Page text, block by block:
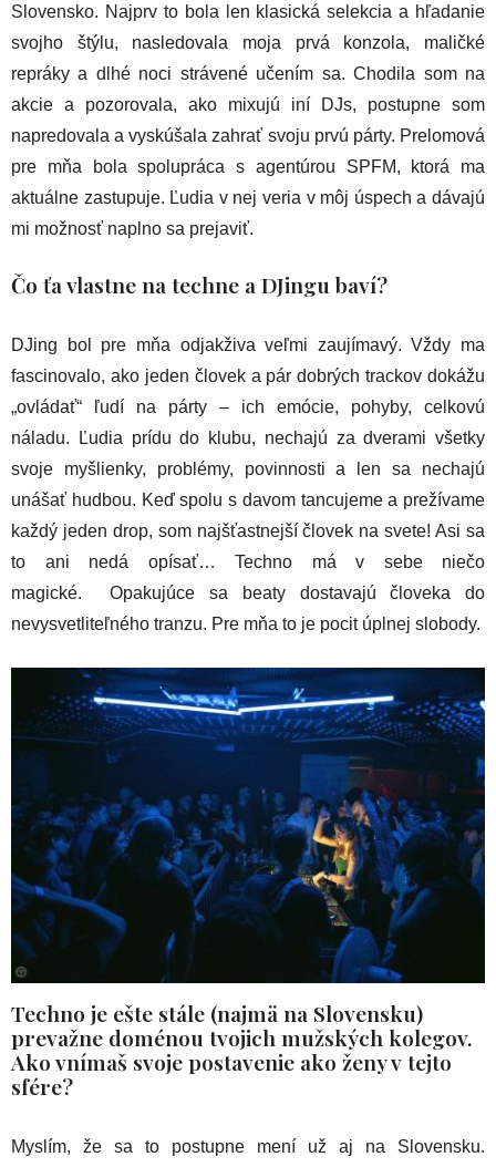
Slovensko. Najprv to bola len klasická selekcia a hľadanie
svojho štýlu, nasledovala moja prvá konzola, maličké
repráky a dlhé noci strávené učením sa. Chodila som na
akcie a pozorovala, ako mixujú iní DJs, postupne som
napredovala a vyskúšala zahrať svoju prvú párty. Prelomová
pre mňa bola spolupráca s agentúrou SPFM, ktorá ma
aktuálne zastupuje. Ľudia v nej veria v môj úspech a dávajú
mi možnosť naplno sa prejaviť.
Čo ťa vlastne na techne a DJingu baví?
DJing bol pre mňa odjakživa veľmi zaujímavý. Vždy ma
fascinovalo, ako jeden človek a pár dobrých trackov dokážu
„ovládať“ ľudí na párty – ich emócie, pohyby, celkovú
náladu. Ľudia prídu do klubu, nechajú za dverami všetky
svoje myšlienky, problémy, povinnosti a len sa nechajú
unášať hudbou. Keď spolu s davom tancujeme a prežívame
každý jeden drop, som najšťastnejší človek na svete! Asi sa
to ani nedá opísať… Techno má v sebe niečo
magické. Opakujúce sa beaty dostavajú človeka do
nevysvetliteľného tranzu. Pre mňa to je pocit úplnej slobody.
Techno je ešte stále (najmä na Slovensku)
prevažne doménou tvojich mužských kolegov.
Ako vnímaš svoje postavenie ako ženy v tejto
sfére?
Myslím, že sa to postupne mení už aj na Slovensku.